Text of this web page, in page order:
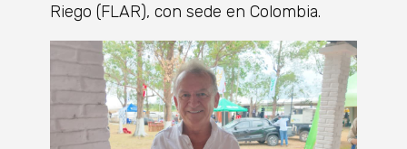
Riego (FLAR), con sede en Colombia.